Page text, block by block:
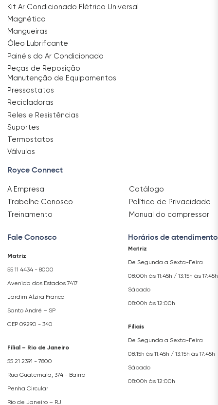
Kit Ar Condicionado Elétrico Universal
Magnético
Mangueiras
Óleo Lubrificante
Painéis do Ar Condicionado
Peças de Reposição
Manutenção de Equipamentos
Pressostatos
Recicladoras
Reles e Resistências
Suportes
Termostatos
Válvulas
Royce Connect
A Empresa
Trabalhe Conosco
Treinamento
Catálogo
Política de Privacidade
Manual do compressor
Fale Conosco
Matriz
55 11 4434 - 8000
Avenida dos Estados 7417
Jardim Alzira Franco
Santo André – SP
CEP 09290 - 340
Filial – Rio de Janeiro
55 21 2391 - 7800
Rua Guatemala, 374 - Bairro
Penha Circular
Rio de Janeiro – RJ
Horários de atendimento
Matriz
De Segunda a Sexta-Feira
08:00h às 11:45h / 13:15h às 17:45h
Sábado
08:00h às 12:00h
Filiais
De Segunda a Sexta-Feira
08:15h às 11:45h / 13:15h às 17:45h
Sábado
08:00h às 12:00h